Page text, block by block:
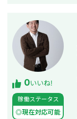
0いいね!
稼働ステータス
◎現在対応可能